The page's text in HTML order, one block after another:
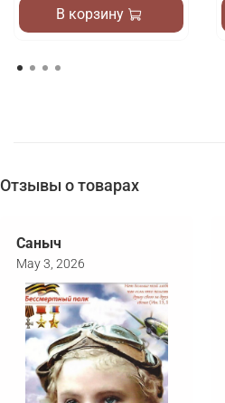
В корзину
Отзывы о товарах
Саныч
May 3, 2026